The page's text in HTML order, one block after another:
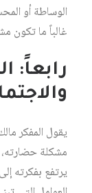
الوساطة أو
غالباً ما تكون
رابعاً:
يقول المفكر
مشكلة
يرتفع بفكرته